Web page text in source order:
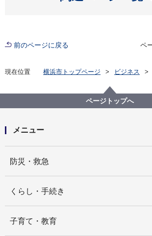
前のページに戻る ペ
現在位置 横浜市トップページ ビジネス
【入札結果掲載】【公募型指名競争
期診断・早期対応の啓発に関する交
ページトップへ
メニュー
防災・救急
くらし・手続き
子育て・教育